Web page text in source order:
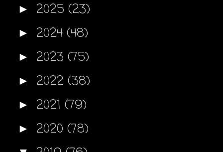
► 2025 (23)
► 2024 (48)
► 2023 (75)
► 2022 (38)
► 2021 (79)
► 2020 (78)